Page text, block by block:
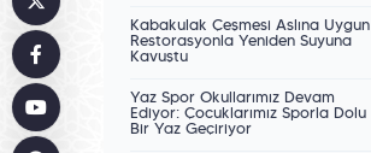
Kabakulak Çeşmesi Aslına Uygun
Restorasyonla Yeniden Suyuna
Kavuştu
Yaz Spor Okullarımız Devam
Ediyor: Çocuklarımız Sporla Dolu
Bir Yaz Geçiriyor